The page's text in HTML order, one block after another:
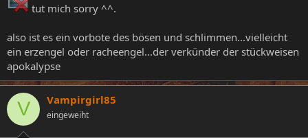
tut mich sorry ^^.
also ist es ein vorbote des bösen und schlimmen...vielleicht
ein erzengel oder racheengel...der verkünder der stückweisen
apokalypse
V Vampirgirl85
eingeweiht